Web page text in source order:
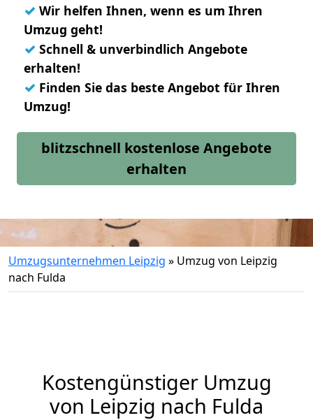
✓ Wir helfen Ihnen, wenn es um Ihren
Umzug geht!
✓ Schnell & unverbindlich Angebote
erhalten!
✓ Finden Sie das beste Angebot für Ihren
Umzug!
blitzschnell kostenlose Angebote
erhalten
Umzugsunternehmen Leipzig » Umzug von Leipzig
nach Fulda
Kostengünstiger Umzug
von Leipzig nach Fulda